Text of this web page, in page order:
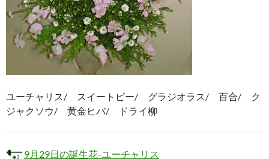
ユーチャリス/ スイートピー/ グラジオラス/ 百合/ ク
ジャクソウ/ 黄金ヒバ/ ドライ柳
9月29日の誕生花-ユーチャリス